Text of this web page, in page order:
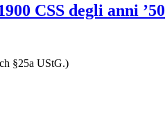
CSS degli anni ’50
§25a UStG.)